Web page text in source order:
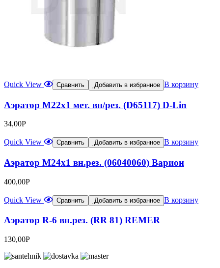
Quick View Сравнить Добавить в избранное В корзину
Аэратор М22х1 мет. вн/рез. (D65117) D-Lin
34,00Р
Quick View Сравнить Добавить в избранное В корзину
Аэратор М24х1 вн.рез. (06040060) Варион
400,00Р
Quick View Сравнить Добавить в избранное В корзину
Аэратор R-6 вн.рез. (RR 81) REMER
130,00Р